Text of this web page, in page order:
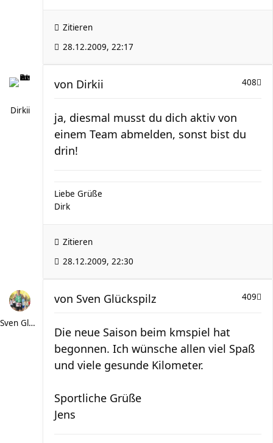
Zitieren
28.12.2009, 22:17
Dirkii
408
von Dirkii
ja, diesmal musst du dich aktiv von
einem Team abmelden, sonst bist du
drin!
Liebe Grüße
Dirk
Zitieren
28.12.2009, 22:30
Sven Glückspilz
409
von Sven Glückspilz
Die neue Saison beim kmspiel hat
begonnen. Ich wünsche allen viel Spaß
und viele gesunde Kilometer.
Sportliche Grüße
Jens